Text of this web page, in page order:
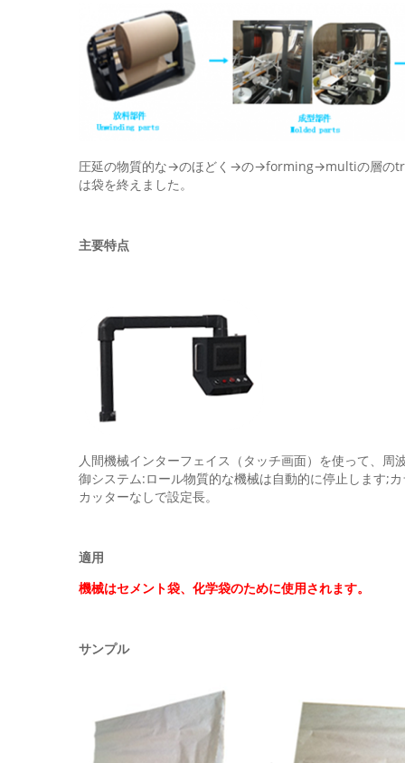
圧延の物質的な→のほどく→の→forming→multiの層の
は袋を終えました。
主要特点
人間機械インターフェイス（タッチ画面）を使って、
御システム:ロール物質的な機械は自動的に停止します;
カッターなしで設定長。
適用
機械はセメント袋、化学袋のために使用されます。
サンプル